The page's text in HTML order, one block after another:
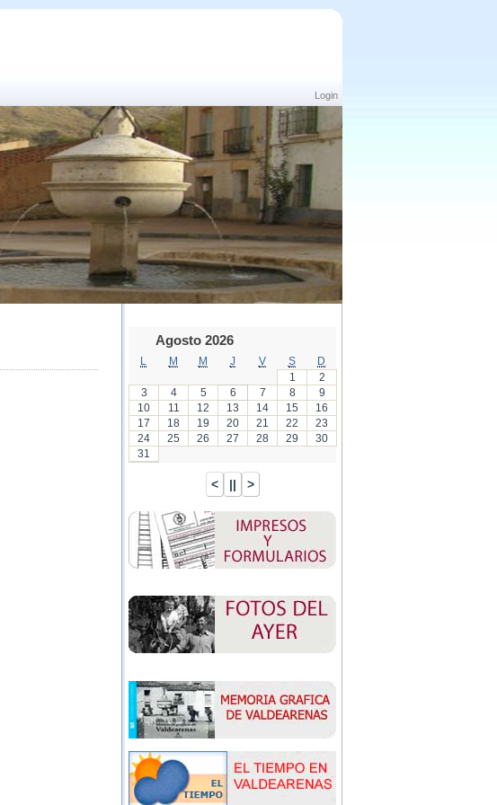
Login
Agosto 2026
M M J V S
D
1
2
3
4 5 6 7 8
9
10
11 12 13 14 15
16
17
18 19 20 21 22
23
24
25 26 27 28 29
30
31